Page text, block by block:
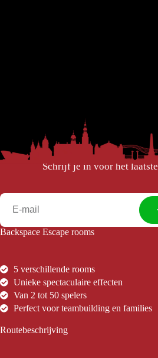
Schrijf je in voor het
Backspace Escape rooms
5 verschillende rooms
Unieke spectaculaire effecten
Van 2 tot 50 spelers
Perfect voor teambuilding en families
Routebeschrijving